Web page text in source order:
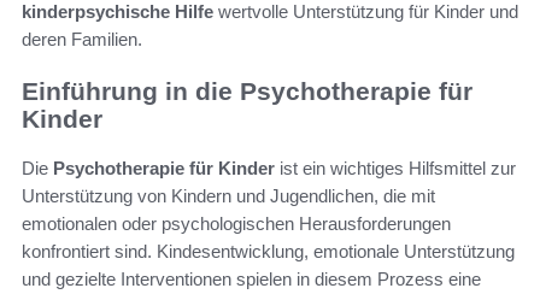
kinderpsychische Hilfe wertvolle Unterstützung für Kinder und
deren Familien.
Einführung in die Psychotherapie für
Kinder
Die Psychotherapie für Kinder ist ein wichtiges Hilfsmittel zur
Unterstützung von Kindern und Jugendlichen, die mit
emotionalen oder psychologischen Herausforderungen
konfrontiert sind. Kindesentwicklung, emotionale Unterstützung
und gezielte Interventionen spielen in diesem Prozess eine